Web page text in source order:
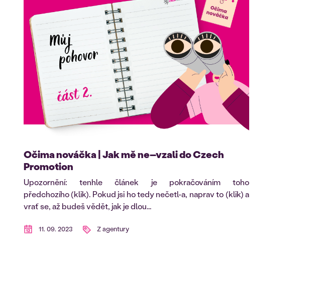
Očima nováčka | Jak mě ne–vzali do Czech
Promotion
Upozornění: tenhle článek je pokračováním toho
předchozího (klik). Pokud jsi ho tedy nečetl-a, naprav to (klik) a
vrať se, až budeš vědět, jak je dlou...
11. 09. 2023 Z agentury